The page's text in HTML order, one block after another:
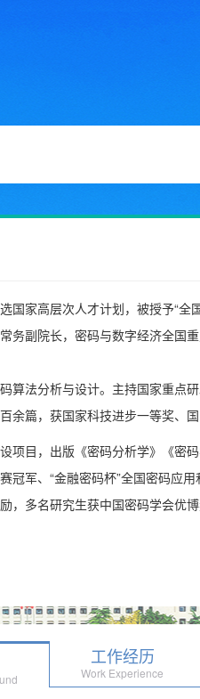
国家高层次人才计划，被授予“全
务副院长，密码与数字经济全国
算法分析与设计。主持国家重点
余篇，获国家科技进步一等奖、
项目，出版《密码分析学》《密
冠军、“金融密码杯”全国密码应
，多名研究生获中国密码学会优
工作经历
Work Experience